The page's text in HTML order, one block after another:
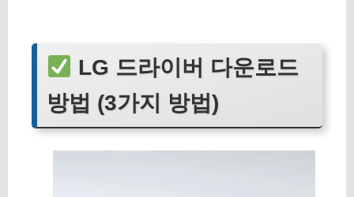
LG 드라이버 다운로드
방법 (3가지 방법)